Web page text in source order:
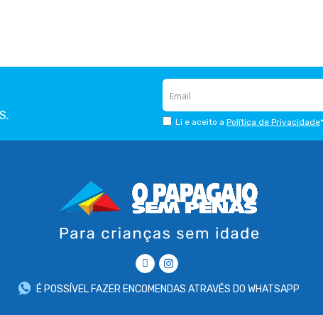
Li e aceito a Política de Privacidade*
É POSSÍVEL FAZER ENCOMENDAS ATRAVÉS DO WHATSAPP